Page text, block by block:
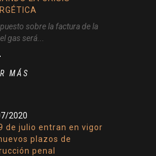
sobre la factura de la
gas será...
MÁS
2020
de julio entran en vigor
plazos de
penal